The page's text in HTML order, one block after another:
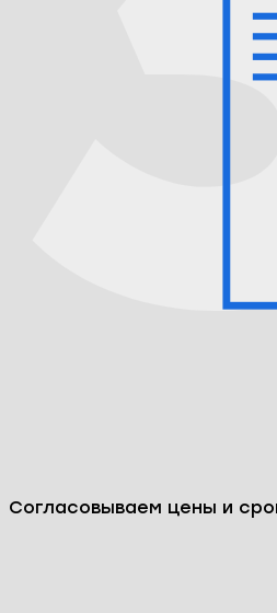
Согласовываем цены и